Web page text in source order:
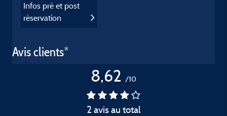
Infos pré et post
réservation
Avis clients*
8,62 /10
2 avis au total